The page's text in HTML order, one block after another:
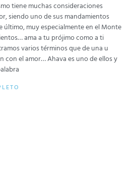
tiene muchas consideraciones
siendo uno de sus mandamientos
último, muy especialmente en el Monte
ama a tu prójimo como a ti
varios términos que de una u
con el amor… Ahava es uno de ellos y